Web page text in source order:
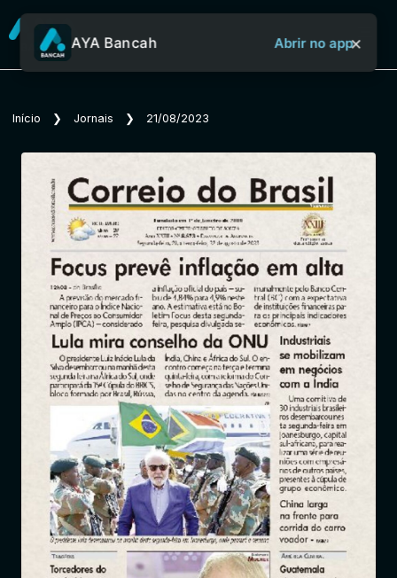
Sobre o Aya Bancah
Início
Revistas
Jornais
Notícias
Entrar
AYA Bancah Abrir no app×
Início ❯ Jornais ❯ 21/08/2023